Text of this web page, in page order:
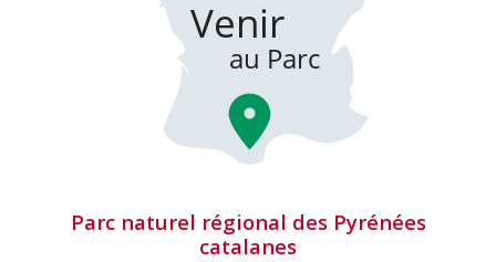
Parc naturel régional des Pyrénées
catalanes